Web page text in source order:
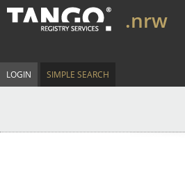
.nrw
LOGIN SIMPLE SEARCH